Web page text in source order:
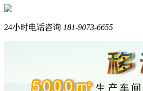
24小时电话咨询 181-9073-6655
我是在线产品顾问，请问您需要什么产品？